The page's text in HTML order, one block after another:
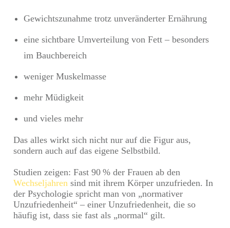
Gewichtszunahme trotz unveränderter Ernährung
eine sichtbare Umverteilung von Fett – besonders
im Bauchbereich
weniger Muskelmasse
mehr Müdigkeit
und vieles mehr
Das alles wirkt sich nicht nur auf die Figur aus,
sondern auch auf das eigene Selbstbild.
Studien zeigen: Fast 90 % der Frauen ab den
Wechseljahren sind mit ihrem Körper unzufrieden. In
der Psychologie spricht man von „normativer
Unzufriedenheit“ – einer Unzufriedenheit, die so
häufig ist, dass sie fast als „normal“ gilt.